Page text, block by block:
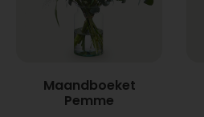
Maandboeket
Pemme